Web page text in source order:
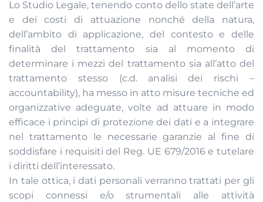
Lo Studio Legale, tenendo conto dello state dell’arte
e dei costi di attuazione nonché della natura,
dell’ambito di applicazione, del contesto e delle
finalità del trattamento sia al momento di
determinare i mezzi del trattamento sia all’atto del
trattamento stesso (c.d. analisi dei rischi –
accountability), ha messo in atto misure tecniche ed
organizzative adeguate, volte ad attuare in modo
efficace i principi di protezione dei dati e a integrare
nel trattamento le necessarie garanzie al fine di
soddisfare i requisiti del Reg. UE 679/2016 e tutelare
i diritti dell’interessato.
In tale ottica, i dati personali verranno trattati per gli
scopi connessi e/o strumentali alle attività